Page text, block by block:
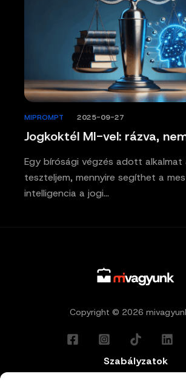
Jogkoktél MI-vel: rázva,
MIPROMPT 2025-09-27
Egy bírósági végzés adott
teszteljem, mennyire segíthet a
intelligencia a jogi…
Copyright © 2026
Szabályzatok